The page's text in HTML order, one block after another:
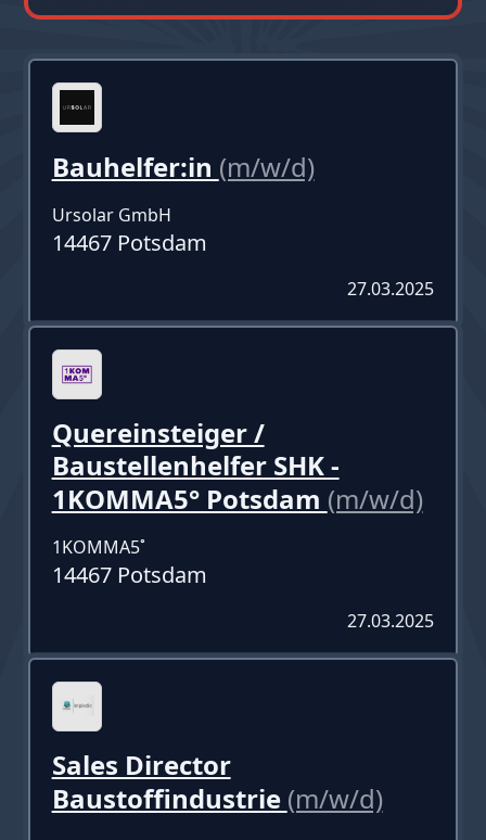
Bauhelfer:in (m/w/d)
Ursolar GmbH
14467 Potsdam
27.03.2025
Quereinsteiger /
Baustellenhelfer SHK -
1KOMMA5° Potsdam (m/w/d)
1KOMMA5˚
14467 Potsdam
27.03.2025
Sales Director
Baustoffindustrie (m/w/d)